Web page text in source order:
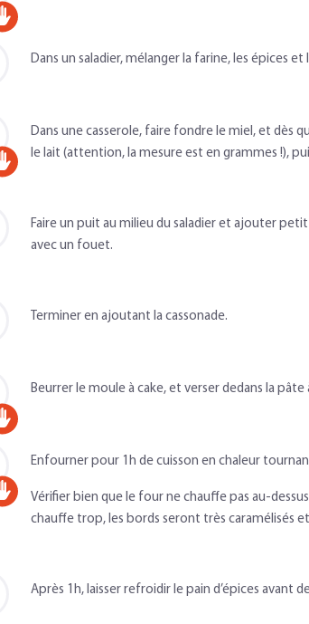
adulte
Accompagné
d'unDans un saladier, mélanger la farine, les épices
Accompagné
adulte
Dans une casserole, faire fondre le miel, et dès
le lait (attention, la mesure est en grammes !),
Faire un puit au milieu du saladier et ajouter
avec un fouet.
Terminer en ajoutant la cassonade.
Accompagné
d'un
adulte
Beurrer le moule à cake, et verser dedans la pâte
Accompagné
Enfourner pour 1h de cuisson en chaleur
Vérifier bien que le four ne chauffe pas au-
chauffe trop, les bords seront très caramélisés et
Après 1h, laisser refroidir le pain d’épices avant